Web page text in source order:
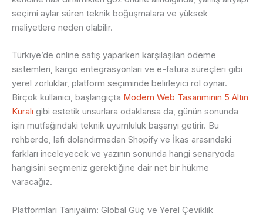
seçimi aylar süren teknik boğuşmalara ve yüksek
maliyetlere neden olabilir.
Türkiye’de online satış yaparken karşılaşılan ödeme
sistemleri, kargo entegrasyonları ve e-fatura süreçleri gibi
yerel zorluklar, platform seçiminde belirleyici rol oynar.
Birçok kullanıcı, başlangıçta Modern Web Tasarımının 5 Altın
Kuralı gibi estetik unsurlara odaklansa da, günün sonunda
işin mutfağındaki teknik uyumluluk başarıyı getirir. Bu
rehberde, lafı dolandırmadan Shopify ve İkas arasındaki
farkları inceleyecek ve yazının sonunda hangi senaryoda
hangisini seçmeniz gerektiğine dair net bir hükme
varacağız.
Platformları Tanıyalım: Global Güç ve Yerel Çeviklik